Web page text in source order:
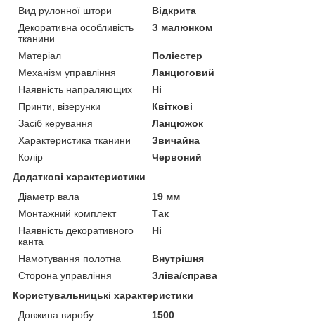
Вид рулонної штори
Відкрита
Декоративна особливість
тканини
З малюнком
Матеріал
Поліестер
Механізм управління
Ланцюговий
Наявність напраляющих
Ні
Принти, візерунки
Квіткові
Засіб керування
Ланцюжок
Характеристика тканини
Звичайна
Колір
Червоний
Додаткові характеристики
Діаметр вала
19 мм
Монтажний комплект
Так
Наявність декоративного
канта
Ні
Намотування полотна
Внутрішня
Сторона управління
Зліва/справа
Користувальницькі характеристики
Довжина виробу
1500